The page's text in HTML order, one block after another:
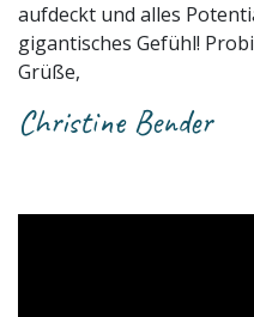
aufdeckt und alles
gigantisches Gefühl!
Grüße,
Christine Bender